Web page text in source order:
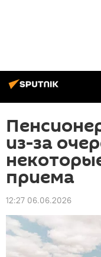
из-за
приема
12:27 06.06.2026